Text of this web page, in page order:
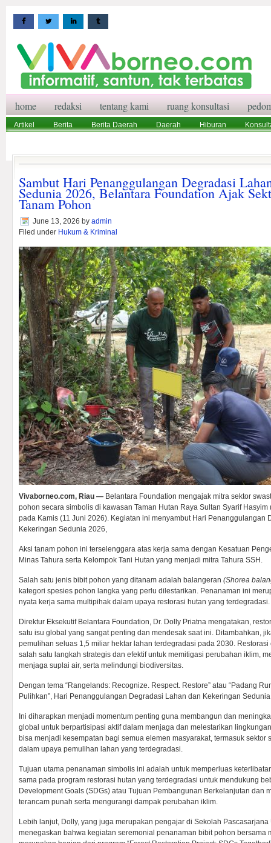
home redaksi tentang kami ruang konsultasi
Artikel Berita Berita Daerah Daerah Hiburan
Sambut Hari Penanggulangan Degradasi
Sedunia 2026, Belantara Foundation Ajak
Tanam Pohon
June 13, 2026 by admin
Filed under Hukum & Kriminal
Vivaborneo.com, Riau — Belantara Foundation mengajak mitra sektor
pohon secara simbolis di kawasan Taman Hutan Raya Sultan Syarif Hasyim
pada Kamis (11 Juni 2026). Kegiatan ini menyambut Hari Penanggulangan
Kekeringan Sedunia 2026,
Aksi tanam pohon ini terselenggara atas kerja sama dengan Kesatuan
Minas Tahura serta Kelompok Tani Hutan yang menjadi mitra Tahura SSH.
Salah satu jenis bibit pohon yang ditanam adalah balangeran (Shorea
kategori spesies pohon langka yang perlu dilestarikan. Penanaman ini
nyata kerja sama multipihak dalam upaya restorasi hutan yang terdegradasi.
Direktur Eksekutif Belantara Foundation, Dr. Dolly Priatna mengatakan,
satu isu global yang sangat penting dan mendesak saat ini. Ditambahkan,
pemulihan seluas 1,5 miliar hektar lahan terdegradasi pada 2030.
salah satu langkah strategis dan efektif untuk memitigasi perubahan iklim,
menjaga suplai air, serta melindungi biodiversitas.
Dengan tema “Rangelands: Recognize. Respect. Restore” atau “Padang
Pulihkan”, Hari Penanggulangan Degradasi Lahan dan Kekeringan
Ini diharapkan menjadi momentum penting guna membangun dan
global untuk berpartisipasi aktif dalam menjaga dan melestarikan
bisa menjadi kesempatan bagi semua elemen masyarakat, termasuk sektor
dalam upaya pemulihan lahan yang terdegradasi.
Tujuan utama penanaman simbolis ini adalah untuk memperluas
sama pada program restorasi hutan yang terdegradasi untuk mendukung
Development Goals (SDGs) atau Tujuan Pembangunan Berkelanjutan dan
terancam punah serta mengurangi dampak perubahan iklim.
Lebih lanjut, Dolly, yang juga merupakan pengajar di Sekolah
menegaskan bahwa kegiatan seremonial penanaman bibit pohon bersama